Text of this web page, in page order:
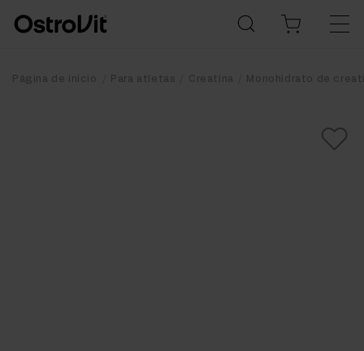
Página de inicio Para atletas Creatina Monohidrato de